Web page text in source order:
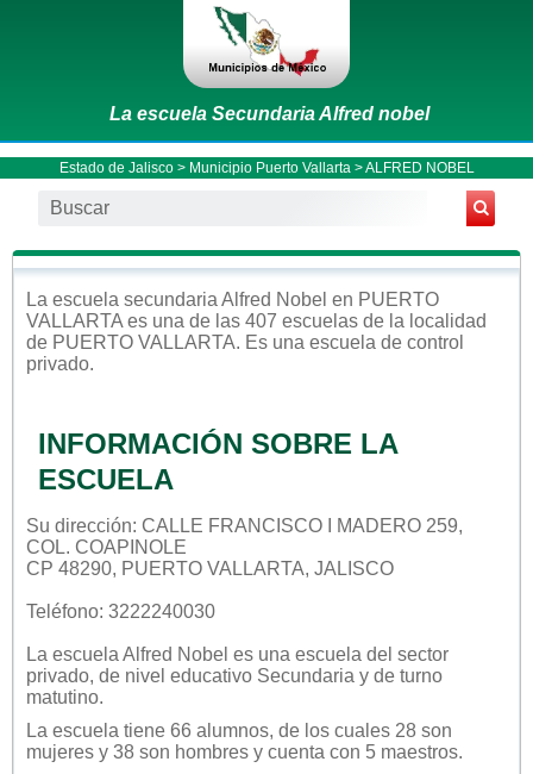
La escuela Secundaria Alfred nobel
Estado de Jalisco> Municipio Puerto Vallarta > ALFRED NOBEL
La escuela secundaria Alfred Nobel en PUERTO
VALLARTA es una de las 407 escuelas de la localidad
de PUERTO VALLARTA. Es una escuela de control
privado.
INFORMACIÓN SOBRE LA
ESCUELA
Su dirección: CALLE FRANCISCO I MADERO 259,
COL. COAPINOLE
CP 48290, PUERTO VALLARTA, JALISCO
Teléfono: 3222240030
La escuela Alfred Nobel es una escuela del sector
privado, de nivel educativo Secundaria y de turno
matutino.
La escuela tiene 66 alumnos, de los cuales 28 son
mujeres y 38 son hombres y cuenta con 5 maestros.